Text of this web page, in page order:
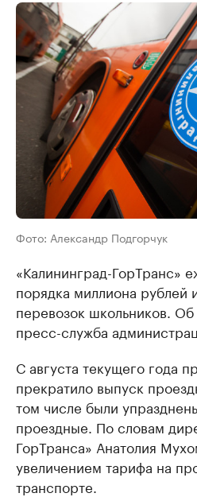
Фото: Александр Подгорчук
«Калининград-ГорТранс»
порядка миллиона рублей
перевозок школьников.
пресс-служба
С августа текущего года
прекратило выпуск
том числе были
проездные. По словам
ГорТранса» Анатолия
увеличением тарифа на
транспорте.